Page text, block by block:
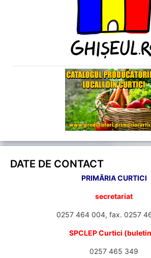
DATE DE CONTACT
PRIMĂRIA CURTICI
secretariat
0257 464 004, fax. 0257
SPCLEP Curtici
0257 465 349